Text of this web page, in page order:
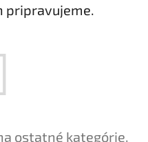
pripravujeme.
ostatné kategórie.